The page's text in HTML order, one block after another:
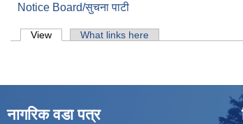
Notice Board/सुचना पाटी
Primary tabs
View (active tab)What links here
नागरिक वडा पत्र